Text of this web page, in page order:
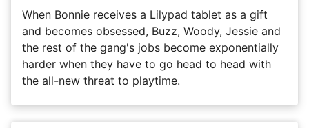
When Bonnie receives a Lilypad tablet as a gift
and becomes obsessed, Buzz, Woody, Jessie and
the rest of the gang's jobs become exponentially
harder when they have to go head to head with
the all-new threat to playtime.